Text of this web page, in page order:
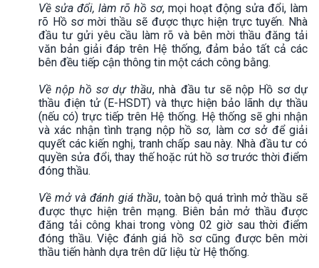
Về sửa đổi, làm rõ hồ sơ, mọi hoạt động sửa đổi, làm
rõ Hồ sơ mời thầu sẽ được thực hiện trực tuyến. Nhà
đầu tư gửi yêu cầu làm rõ và bên mời thầu đăng tải
văn bản giải đáp trên Hệ thống, đảm bảo tất cả các
bên đều tiếp cận thông tin một cách công bằng.
Về nộp hồ sơ dự thầu, nhà đầu tư sẽ nộp Hồ sơ dự
thầu điện tử (E-HSDT) và thực hiện bảo lãnh dự thầu
(nếu có) trực tiếp trên Hệ thống. Hệ thống sẽ ghi nhận
và xác nhận tình trạng nộp hồ sơ, làm cơ sở để giải
quyết các kiến nghị, tranh chấp sau này. Nhà đầu tư có
quyền sửa đổi, thay thế hoặc rút hồ sơ trước thời điểm
đóng thầu.
Về mở và đánh giá thầu, toàn bộ quá trình mở thầu sẽ
được thực hiện trên mạng. Biên bản mở thầu được
đăng tải công khai trong vòng 02 giờ sau thời điểm
đóng thầu. Việc đánh giá hồ sơ cũng được bên mời
thầu tiến hành dựa trên dữ liệu từ Hệ thống.